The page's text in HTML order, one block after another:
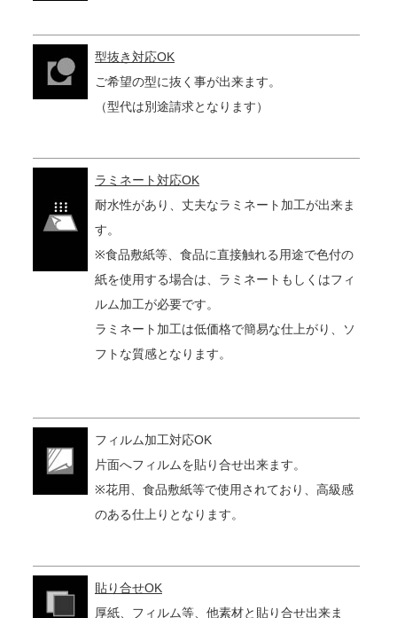
型抜き対応OK
ご希望の型に抜く事が出来ます。
（型代は別途請求となります）
ラミネート対応OK
耐水性があり、丈夫なラミネート加工が出来ま
す。
※食品敷紙等、食品に直接触れる用途で色付の
紙を使用する場合は、ラミネートもしくはフィ
ルム加工が必要です。
ラミネート加工は低価格で簡易な仕上がり、ソ
フトな質感となります。
フィルム加工対応OK
片面へフィルムを貼り合せ出来ます。
※花用、食品敷紙等で使用されており、高級感
のある仕上りとなります。
貼り合せOK
厚紙、フィルム等、他素材と貼り合せ出来ま